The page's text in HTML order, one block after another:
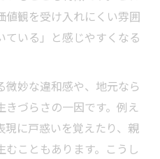
を減らす方法
の治安情報の調べ方と
り添う生活環境の整え
値観を受け入れにくい雰囲
いる」と感じやすくなる
微妙な違和感や、地元なら
づらさの一因です。例え
現に戸惑いを覚えたり、親
むこともあります。こうし